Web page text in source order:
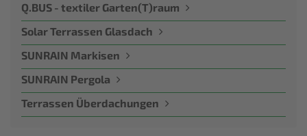
Q.BUS - textiler Garten(T)raum
Solar Terrassen Glasdach
SUNRAIN Markisen
SUNRAIN Pergola
Terrassen Überdachungen